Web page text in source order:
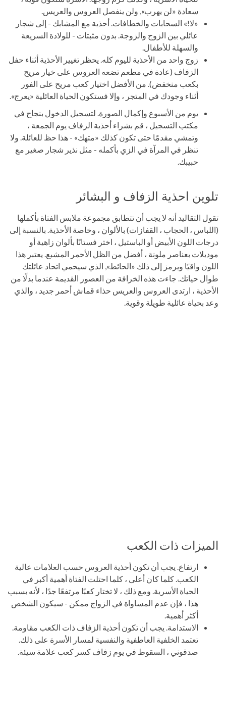
سعادة «لن يهرب», ولن ينفصل العروس والعريس.
«لا!» السحابات والخطافات. أحذية مع المشابك - إلى شجار
عائلي بين الزوج والزوجة. بدون مثبتات - للولادة السريعة
والسهلة للأطفال.
زوج واحد من الأحذية لليوم كله. يحظر تغيير الأحذية أثناء حفل
الزفاف (عادة في مطعم تضعه العروس على خيار مريح
بكعب منخفض). من الأفضل اختيار كعب مريح على الفور
أثناء وجودك في المتجر ، وإلا فستكون الحياة العائلية «يعرج».
يوم من الأسبوع وإكمال الصورة. لتسجيل الدخول بنجاح في
مكتب التسجيل ، قم بشراء أحذية الزفاف يوم الجمعة ،
وتمشي مقدمًا حتى تكون كذلك «متهك» - هذا حظ للعائلة. ولا
تنظر في المرآة في الزي بأكمله - مثل نذير شجار صغير مع
حبيبك.
تلوين احذية الزفاف و البشائر
تقول التقاليد أنه لا يجب أن تتطابق مجموعة ملابس الفتاة بأكملها
(اللباس ، الحجاب ، القفازات) بالألوان ، وخاصة الأحذية. بالنسبة إلى
درجات اللون الأبيض أو الباستيل ، اختر فستانًا بألوان زاهية أو
موديلات بعناصر ملونة ، أفضل من الظل الأحمر المشبع. يعتبر هذا
اللون واقيًا ويرمز إلى ذلك «الحائط», الذي سيحمي اتحاد عائلتك
طوال حياتك. جاءت هذه الخرافة من العصور القديمة عندما بدلًا من
الأحذية ، ارتدى العروس والعريس حذاء قماش أحمر جديد ، والذي
وعد بحياة عائلية طويلة وقوية.
الميزات ذات الكعب
ارتفاع. يجب أن تكون أحذية العروس حسب العلامات عالية
الكعب. كلما كان أعلى ، كلما احتلت الفتاة أهمية أكبر في
الحياة الأسرية. ومع ذلك ، لا تختار كعبًا مرتفعًا جدًا ، لأنه بسبب
هذا ، فإن عدم المساواة في الزواج ممكن - سيكون الشخص
أكثر أهمية.
الاستدامة. يجب أن تكون أحذية الزفاف ذات الكعب مقاومة.
تعتمد الخلفية العاطفية والنفسية لمسار الأسرة على ذلك.
صدقوني ، السقوط في يوم زفاف كسر كعب علامة سيئة.